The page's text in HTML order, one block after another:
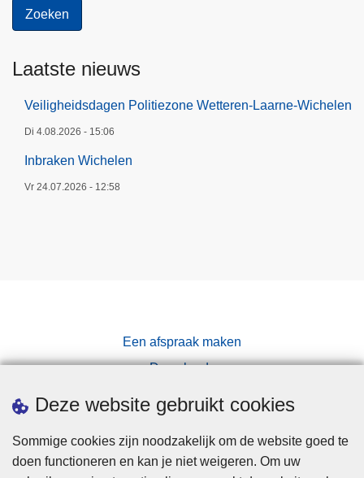
Deze website gebruikt cookies
Sommige cookies zijn noodzakelijk om de website goed te
doen functioneren en kan je niet weigeren. Om uw
Laatste nieuws
Veiligheidsdagen Politiezone Wetteren-Laarne-Wichelen
Di 4.08.2026 - 15:06
Inbraken Wichelen
Vr 24.07.2026 - 12:58
Een afspraak maken
Downloads
Pers